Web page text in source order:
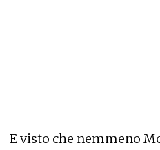
E visto che nemmeno